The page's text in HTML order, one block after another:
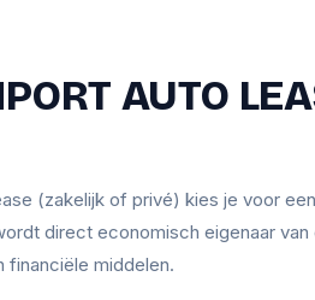
AUTO
(zakelijk of privé) kies je voor
direct economisch eigenaar
financiële middelen.